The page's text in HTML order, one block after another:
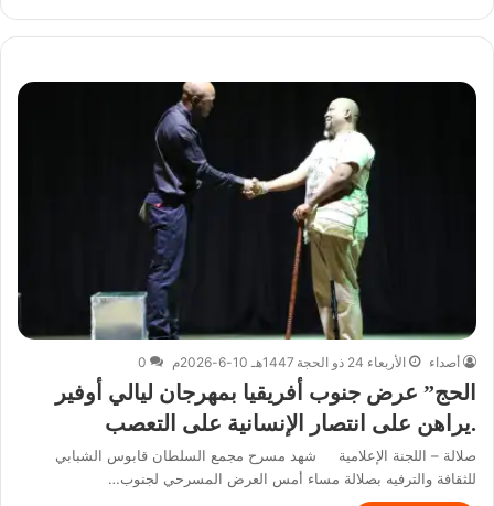
أصداء الأربعاء 24 ذو الحجة 1447هـ 10-6-2026م 0
الحج” عرض جنوب أفريقيا بمهرجان ليالي أوفير
.يراهن على انتصار الإنسانية على التعصب
صلالة – اللجنة الإعلامية شهد مسرح مجمع السلطان قابوس الشبابي
للثقافة والترفيه بصلالة مساء أمس العرض المسرحي لجنوب…